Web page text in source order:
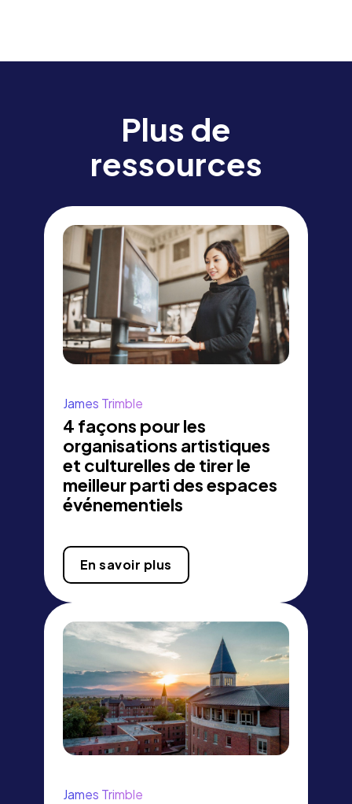
Plus de
ressources
James Trimble
4 façons pour les
organisations artistiques
et culturelles de tirer le
meilleur parti des espaces
événementiels
En savoir plus
James Trimble